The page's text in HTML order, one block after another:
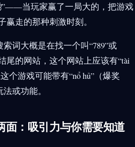
”——当玩家赢了一局大的，把游戏
赢走的那种刺激时刻。
词大概是在找一个叫“789”或
尾的网站，这个网站上应该有“tài
个游戏可能带有“nổ hủ”（爆奖
或功能。
面：吸引力与你需要知道